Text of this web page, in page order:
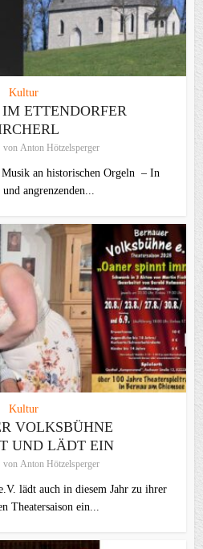
Kultur
ETTENDORFER
von Anton Hötzelsperger
an historischen Orgeln – In
angrenzenden...
Kultur
VOLKSBÜHNE
UND LÄDT EIN
von Anton Hötzelsperger
lädt auch in diesem Jahr zu ihrer
Theater­saison ein...